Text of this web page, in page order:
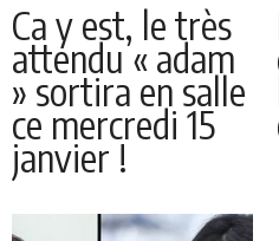
Ca y est, le très
attendu « adam
» sortira en salle
ce mercredi 15
janvier !